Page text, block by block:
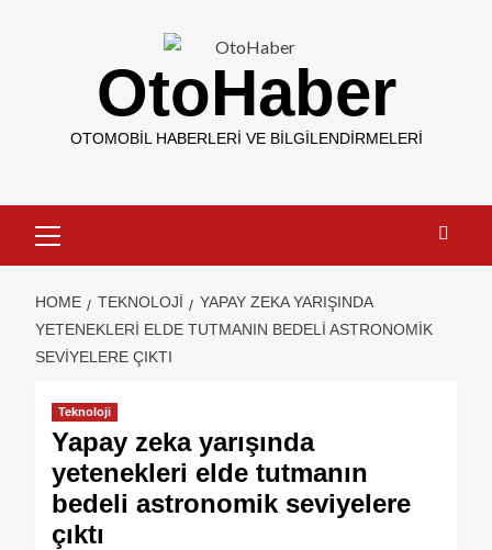
OtoHaber
OTOMOBIL HABERLERI VE BILGILENDIRMELERI
HOME TEKNOLOJI
YAPAY ZEKA YARIŞINDA
YETENEKLERI ELDE TUTMANIN BEDELI ASTRONOMIK
SEVIYELERE ÇIKTI
Teknoloji
Yapay zeka yarışında
yetenekleri elde tutmanın
bedeli astronomik seviyelere
çıktı